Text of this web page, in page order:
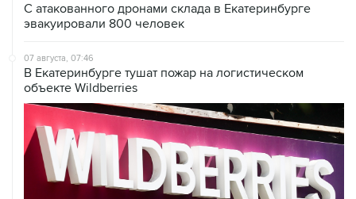
С атакованного дронами склада в Екатеринбурге
эвакуировали 800 человек
07 августа, 07:46
В Екатеринбурге тушат пожар на логистическом
объекте Wildberries